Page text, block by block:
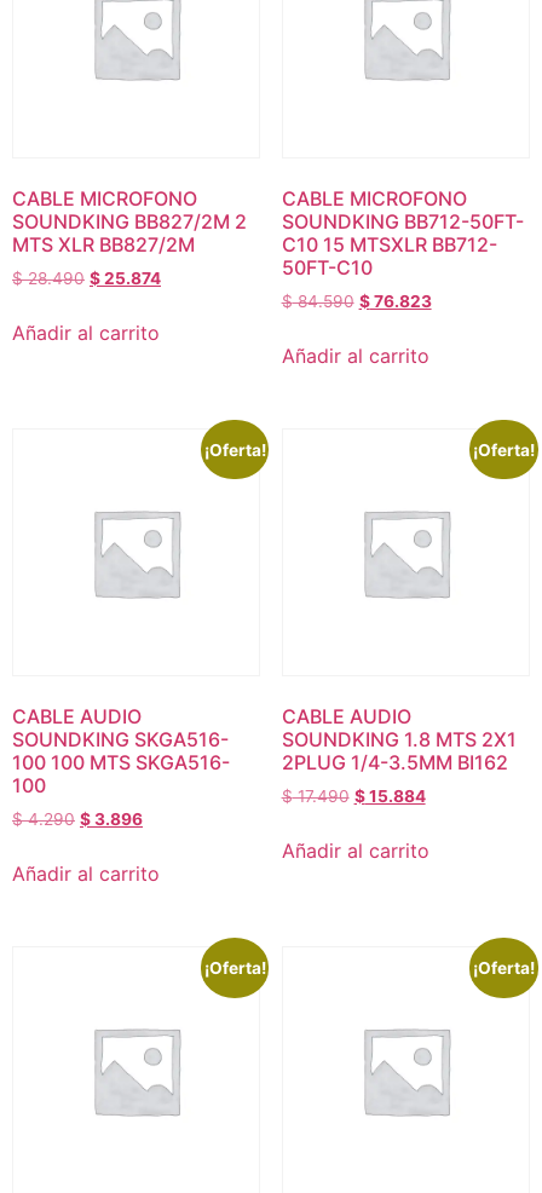
CABLE MICROFONO
SOUNDKING BB827/2M 2
MTS XLR BB827/2M
$28.490 $25.874
Añadir al carrito
CABLE MICROFONO
SOUNDKING BB712-50FT-
C10 15 MTSXLR BB712-
50FT-C10
$84.590 $76.823
Añadir al carrito
¡Oferta!
CABLE AUDIO
SOUNDKING SKGA516-
100 100 MTS SKGA516-
100
$4.290 $3.896
Añadir al carrito
¡Oferta!
CABLE AUDIO
SOUNDKING 1.8 MTS 2X1
2PLUG 1/4-3.5MM BI162
$17.490 $15.884
Añadir al carrito
¡Oferta! ¡Oferta!